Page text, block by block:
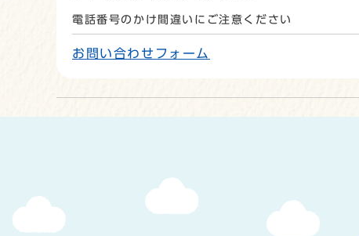
電話番号のかけ間違いにご注意ください
お問い合わせフォーム